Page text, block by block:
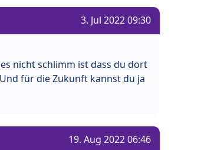
3. Jul 2022 09:30
nicht schlimm ist dass du dort
für die Zukunft kannst du ja
19. Aug 2022 06:46